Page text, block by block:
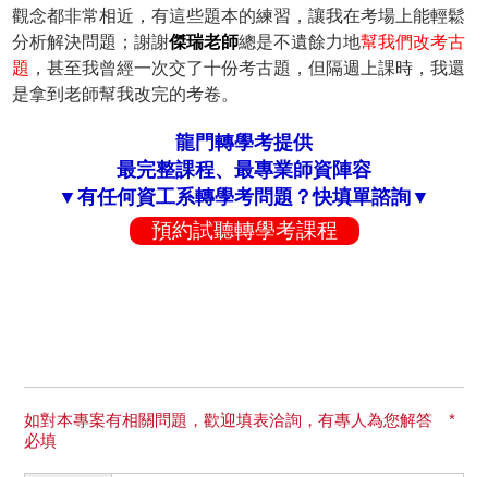
觀念都非常相近，有這些題本的練習，讓我在考場上能輕鬆
分析解決問題；謝謝傑瑞老師總是不遺餘力地幫我們改考古
題 ，甚至我曾經一次交了十份考古題，但隔週上課時，我還
是拿到老師幫我改完的考卷。
龍門轉學考提供
最完整課程、最專業師資陣容
▼有任何資工系轉學考問題？快填單諮詢▼
預約試聽轉學考課程
如對本專案有相關問題，歡迎填表洽詢，有專人為您解答 *
必填